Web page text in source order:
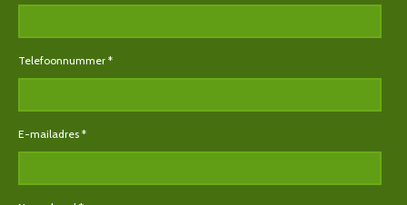
Telefoonnummer *
E-mailadres *